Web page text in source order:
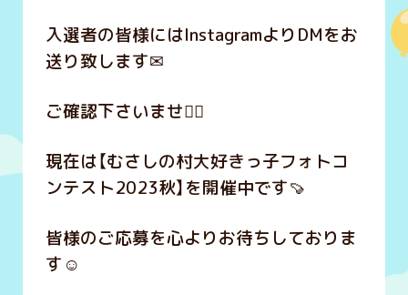
入選者の皆様にはInstagramよりDMをお
送り致します✉
ご確認下さいませ‍‍🙇‍♀️
現在は【むさしの村大好きっ子フォトコ
ンテスト2023秋】を開催中です🍠
皆様のご応募を心よりお待ちしておりま
す☺